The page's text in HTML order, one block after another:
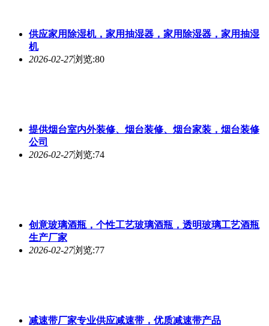
供应家用除湿机，家用抽湿器，家用除湿器，家用抽湿
机
2026-02-27浏览:80
提供烟台室内外装修、烟台装修、烟台家装，烟台装修
公司
2026-02-27浏览:74
创意玻璃酒瓶，个性工艺玻璃酒瓶，透明玻璃工艺酒瓶
生产厂家
2026-02-27浏览:77
减速带厂家专业供应减速带，优质减速带产品